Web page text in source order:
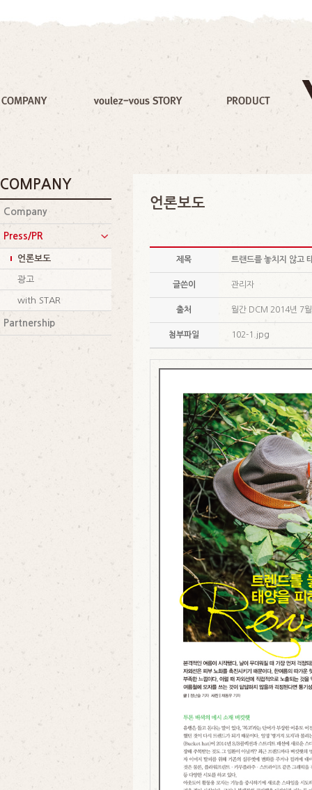
COMPANY
Company
Press/PR
언론보도
광고
with STAR
Partnership
언론보도
제목 트랜드를 놓치지 않고
글쓴이 관리자
출처 월간 DCM 2014년 7
첨부파일 102-1.jpg